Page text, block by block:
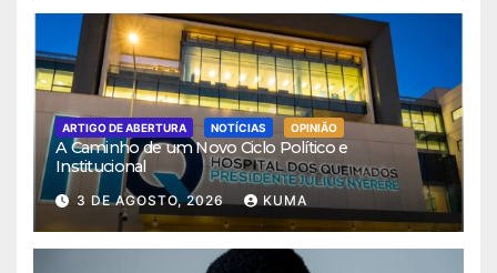
ARTIGO DE ABERTURA NOTÍCIAS OPINIÃO
A Caminho de um Novo Ciclo Político e
Institucional
3 DE AGOSTO, 2026 KUMA